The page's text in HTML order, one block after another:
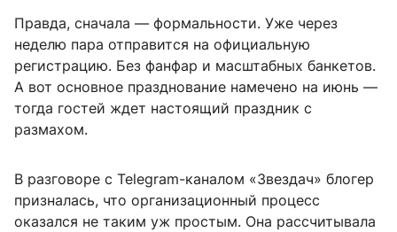
Правда, сначала — формальности. Уже через
неделю пара отправится на официальную
регистрацию. Без фанфар и масштабных банкетов.
А вот основное празднование намечено на июнь —
тогда гостей ждет настоящий праздник с
размахом.
В разговоре с Telegram-каналом «Звездач» блогер
призналась, что организационный процесс
оказался не таким уж простым. Она рассчитывала